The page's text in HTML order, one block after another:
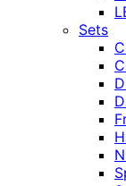
Sets